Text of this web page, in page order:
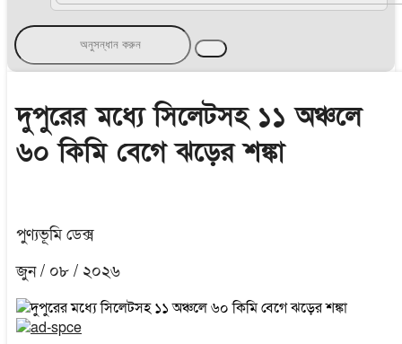
দুপুরের মধ্যে সিলেটসহ ১১ অঞ্চলে
৬০ কিমি বেগে ঝড়ের শঙ্কা
পুণ্যভূমি ডেক্স
জুন / ০৮ / ২০২৬